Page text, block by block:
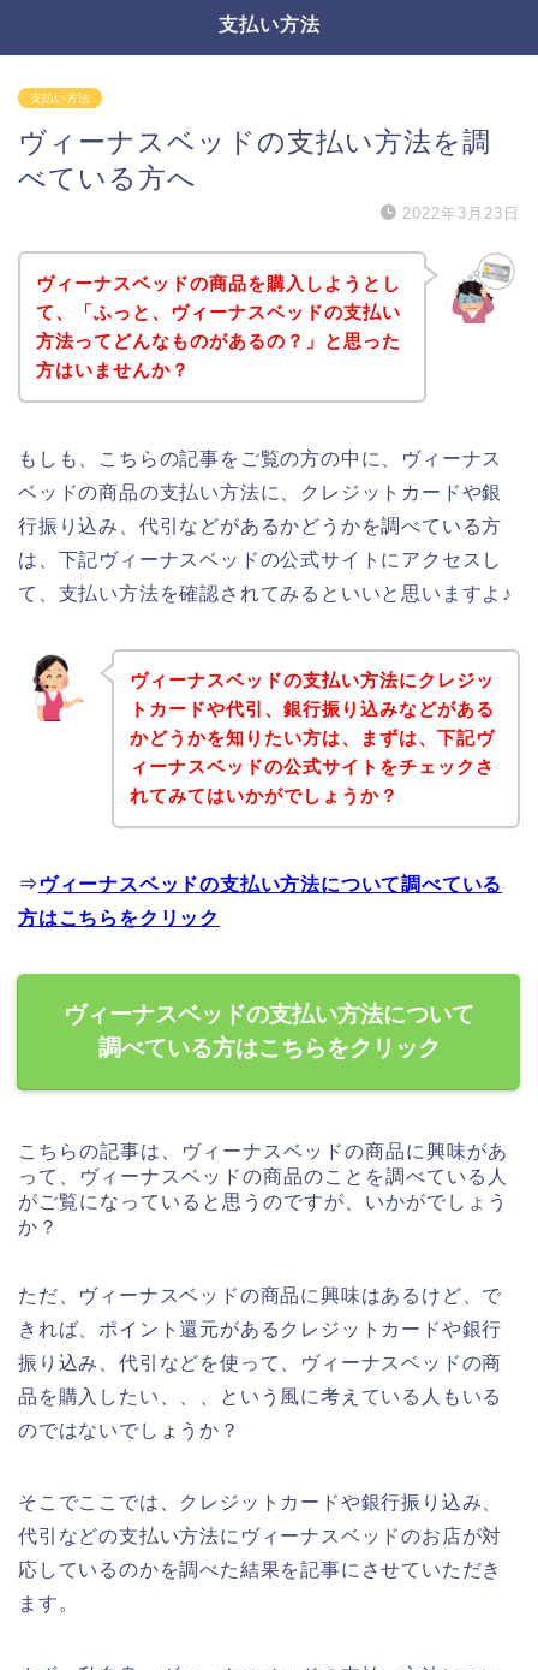
支払い方法
支払い方法
ヴィーナスベッドの支払い方法を調
べている方へ
2022年3月23日
ヴィーナスベッドの商品を購入しようとし
て、「ふっと、ヴィーナスベッドの支払い
方法ってどんなものがあるの？」と思った
方はいませんか？
もしも、こちらの記事をご覧の方の中に、ヴィーナス
ベッドの商品の支払い方法に、クレジットカードや銀
行振り込み、代引などがあるかどうかを調べている方
は、下記ヴィーナスベッドの公式サイトにアクセスし
て、支払い方法を確認されてみるといいと思いますよ♪
ヴィーナスベッドの支払い方法にクレジッ
トカードや代引、銀行振り込みなどがある
かどうかを知りたい方は、まずは、下記ヴ
ィーナスベッドの公式サイトをチェックさ
れてみてはいかがでしょうか？
⇒ ヴィーナスベッドの支払い方法について調べている
方はこちらをクリック
ヴィーナスベッドの支払い方法について
調べている方はこちらをクリック
こちらの記事は、ヴィーナスベッドの商品に興味があ
って、ヴィーナスベッドの商品のことを調べている人
がご覧になっていると思うのですが、いかがでしょう
か？
ただ、ヴィーナスベッドの商品に興味はあるけど、で
きれば、ポイント還元があるクレジットカードや銀行
振り込み、代引などを使って、ヴィーナスベッドの商
品を購入したい、、、という風に考えている人もいる
のではないでしょうか？
そこでここでは、クレジットカードや銀行振り込み、
代引などの支払い方法にヴィーナスベッドのお店が対
応しているのかを調べた結果を記事にさせていただき
ます。